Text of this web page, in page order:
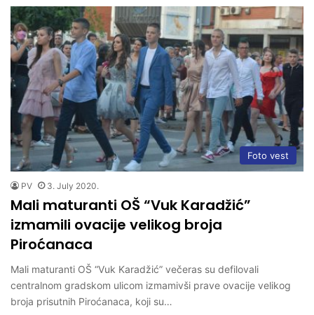
Foto vest
PV 3. July 2020.
Mali maturanti OŠ “Vuk Karadžić”
izmamili ovacije velikog broja
Piroćanaca
Mali maturanti OŠ “Vuk Karadžić” večeras su defilovali
centralnom gradskom ulicom izmamivši prave ovacije velikog
broja prisutnih Piroćanaca, koji su…